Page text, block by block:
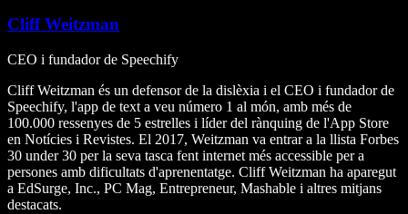
Cliff Weitzman
CEO i fundador de Speechify
Cliff Weitzman és un defensor de la dislèxia i el CEO i fundador de
Speechify, l'app de text a veu número 1 al món, amb més de
100.000 ressenyes de 5 estrelles i líder del rànquing de l'App Store
en Notícies i Revistes. El 2017, Weitzman va entrar a la llista Forbes
30 under 30 per la seva tasca fent internet més accessible per a
persones amb dificultats d'aprenentatge. Cliff Weitzman ha aparegut
a EdSurge, Inc., PC Mag, Entrepreneur, Mashable i altres mitjans
destacats.